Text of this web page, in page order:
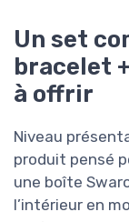
Un set
bracelet
à offrir
Niveau
produit pensé
une boîte
l’intérieur en